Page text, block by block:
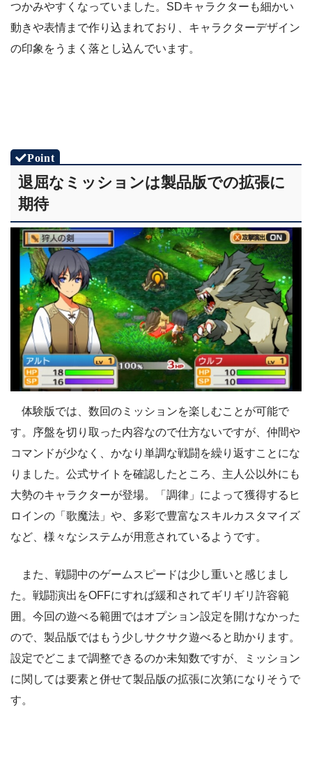
つかみやすくなっていました。SDキャラクターも細かい
動きや表情まで作り込まれており、キャラクターデザイン
の印象をうまく落とし込んでいます。
退屈なミッションは製品版での拡張に
期待
体験版では、数回のミッションを楽しむことが可能で
す。序盤を切り取った内容なので仕方ないですが、仲間や
コマンドが少なく、かなり単調な戦闘を繰り返すことにな
りました。公式サイトを確認したところ、主人公以外にも
大勢のキャラクターが登場。「調律」によって獲得するヒ
ロインの「歌魔法」や、多彩で豊富なスキルカスタマイズ
など、様々なシステムが用意されているようです。
また、戦闘中のゲームスピードは少し重いと感じまし
た。戦闘演出をOFFにすれば緩和されてギリギリ許容範
囲。今回の遊べる範囲ではオプション設定を開けなかった
ので、製品版ではもう少しサクサク遊べると助かります。
設定でどこまで調整できるのか未知数ですが、ミッション
に関しては要素と併せて製品版の拡張に次第になりそうで
す。